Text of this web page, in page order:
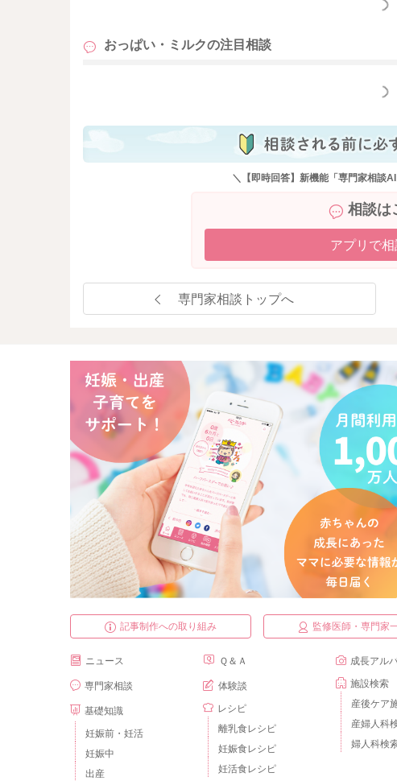
もっと見
おっぱい・ミルクの注目相談
もっと見
＼【即時回答】新機能「専門家相談
相談は
アプリで相
専門家相談トップへ
記事制作への取り組み 監修医師・専門家
ニュース
専門家相談
基礎知識
妊娠前・妊活
妊娠中
出産
Ｑ＆Ａ
体験談
レシピ
離乳食レシピ
妊娠食レシピ
妊活食レシピ
成長アル
施設検索
産後ケア
産婦人科
婦人科検